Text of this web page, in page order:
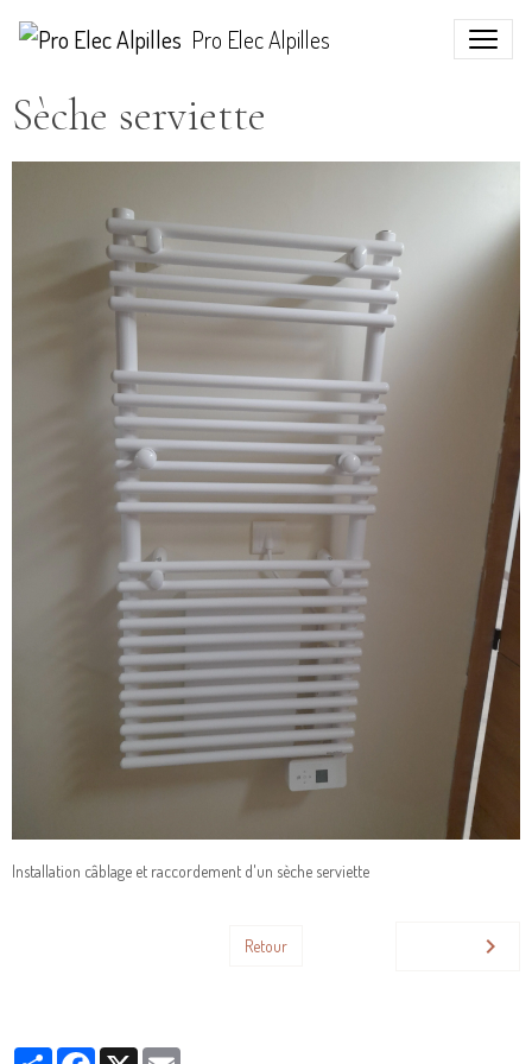
Pro Elec Alpilles
Sèche serviette
Installation câblage et raccordement d'un sèche serviette
Retour
PartagerFacebook
X